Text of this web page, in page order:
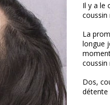
Il y a le
coussin
La
longue
coussin
Dos,
détente